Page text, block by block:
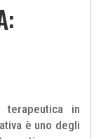
terapeutica in
è uno degli